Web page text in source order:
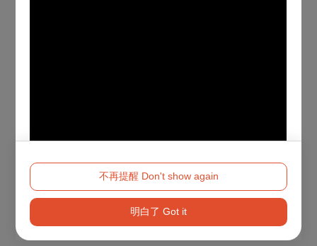
Method 2
不再提醒 Don't show again
明白了 Got it